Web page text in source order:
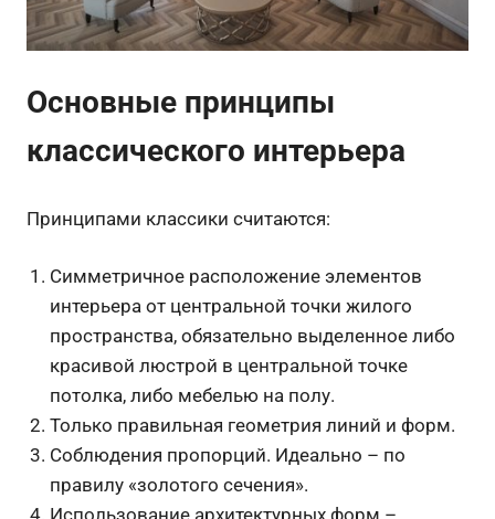
Основные принципы
классического интерьера
Принципами классики считаются:
Симметричное расположение элементов
интерьера от центральной точки жилого
пространства, обязательно выделенное либо
красивой люстрой в центральной точке
потолка, либо мебелью на полу.
Только правильная геометрия линий и форм.
Соблюдения пропорций. Идеально – по
правилу «золотого сечения».